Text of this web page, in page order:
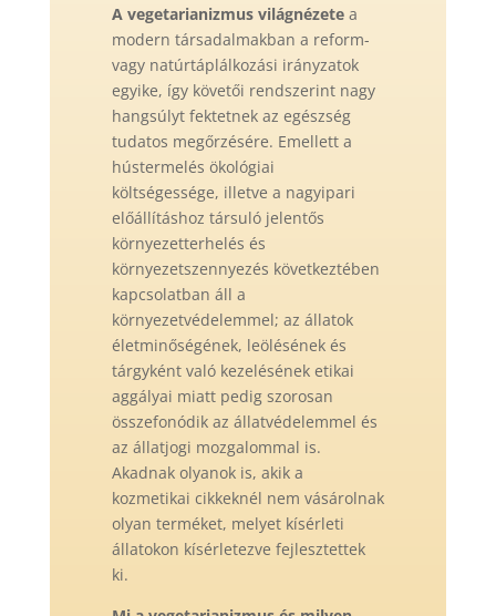
A vegetarianizmus világnézetea
modern társadalmakban a reform-
vagy natúrtáplálkozási irányzatok
egyike, így követői rendszerint nagy
hangsúlyt fektetnek az egészség
tudatos megőrzésére. Emellett a
hústermelés ökológiai
költségessége, illetve a nagyipari
előállításhoz társuló jelentős
környezetterhelés és
környezetszennyezés következtében
kapcsolatban áll a
környezetvédelemmel; az állatok
életminőségének, leölésének és
tárgyként való kezelésének etikai
aggályai miatt pedig szorosan
összefonódik az állatvédelemmel és
az állatjogi mozgalommal is.
Akadnak olyanok is, akik a
kozmetikai cikkeknél nem vásárolnak
olyan terméket, melyet kísérleti
állatokon kísérletezve fejlesztettek
ki.